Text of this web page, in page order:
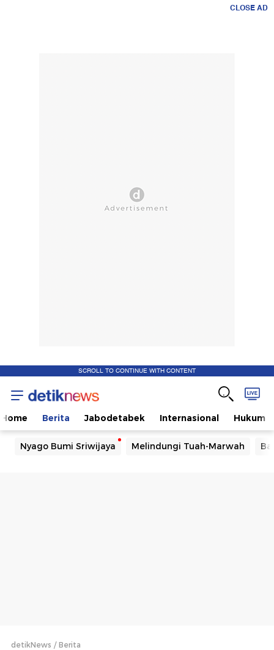
CLOSE AD
SCROLL TO CONTINUE WITH CONTENT
Home Berita Jabodetabek Internasional Hukum
Nyago Bumi Sriwijaya Melindungi Tuah-Marwah
detikNews Berita